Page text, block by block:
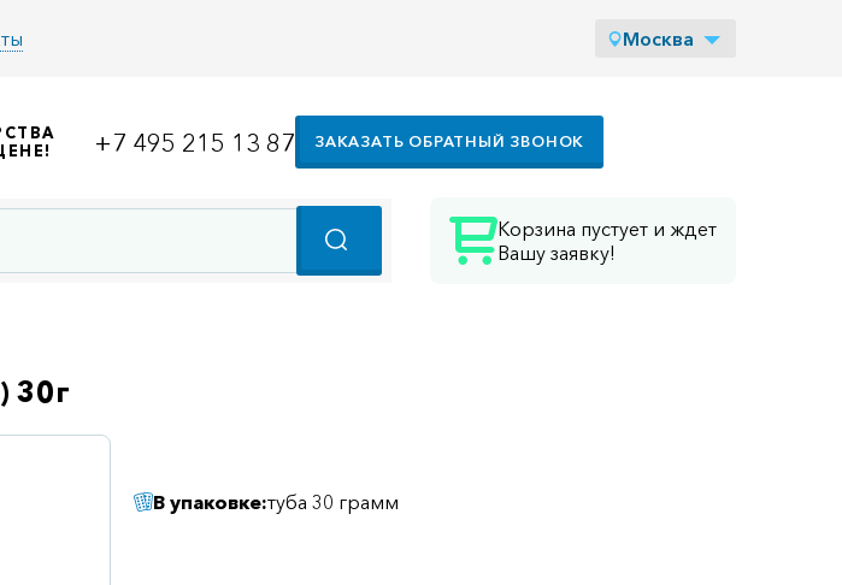
Москва
Корзина пустует и ждет
Вашу заявку!
+7 495 215 13 87 ЗАКАЗАТЬ ОБРАТНЫЙ ЗВОНОК
30г
В упаковке:туба 30 грамм